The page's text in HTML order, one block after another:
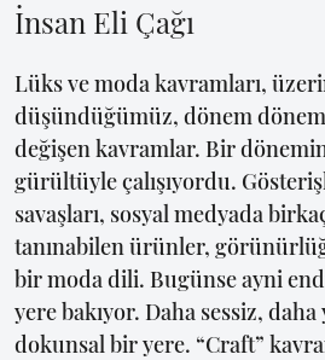
İnsan Eli Çağı
Lüks ve moda kavramları,
düşündüğümüz, dönem
değişen kavramlar. Bir dönemin
gürültüyle çalışıyordu.
savaşları, sosyal medyada
tanınabilen ürünler,
bir moda dili. Bugünse ayni
yere bakıyor. Daha sessiz, daha
dokunsal bir yere. “Craft”